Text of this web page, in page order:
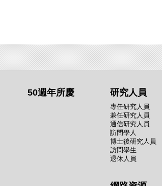
50週年所慶 研究人員
專任研究人員
兼任研究人員
通信研究人員
訪問學人
博士後研究人員
訪問學生
退休人員